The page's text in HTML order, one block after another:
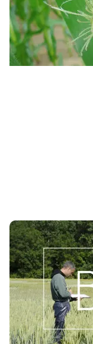
estimation de la
01 JUILL. 2022
Bulletins de
derniers BSV
Ces bulletins,
des lieux exhaustif
19 MAI 2026